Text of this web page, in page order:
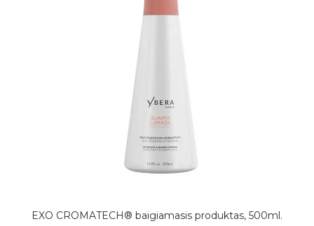
EXO CROMATECH® baigiamasis produktas, 500ml.